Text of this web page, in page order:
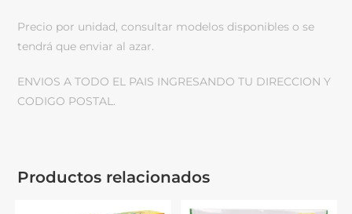
Precio por unidad, consultar modelos disponibles o se
tendrá que enviar al azar.
ENVIOS A TODO EL PAIS INGRESANDO TU DIRECCION Y
CODIGO POSTAL.
Productos relacionados